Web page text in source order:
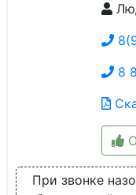
8
При звонке